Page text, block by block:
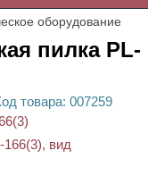
оборудование
пилка PL-
товара: 007259